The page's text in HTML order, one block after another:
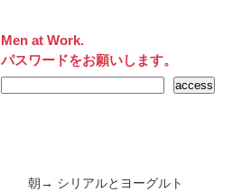
Men at Work.
パスワードをお願いします。
朝→ シリアルとヨーグルト